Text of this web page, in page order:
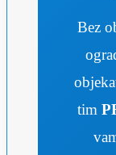
Bez
tim